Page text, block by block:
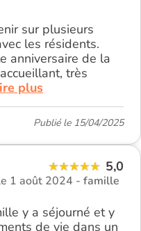
sur plusieurs
les résidents.
anniversaire de la
très
plus
Publié le 15/04/2025
5,0
1 août 2024 - famille
y a séjourné et y
de vie dans un